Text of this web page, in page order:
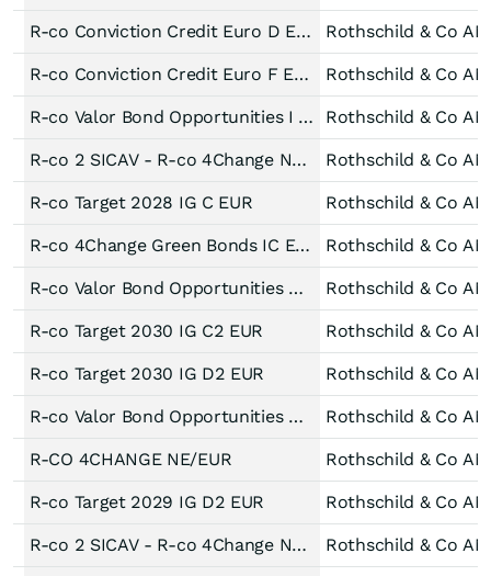
R-co Conviction Credit Euro D EUR Rothschild & Co AM
R-co Conviction Credit Euro F EUR Rothschild & Co AM
R-co Valor Bond Opportunities I EUR Rothschild & Co AM
R-co 2 SICAV - R-co 4Change Net Zero Credit Euro Act -I EUR- Rothschild & Co AM
R-co Target 2028 IG C EUR Rothschild & Co AM
R-co 4Change Green Bonds IC EUR Rothschild & Co AM
R-co Valor Bond Opportunities D EUR Rothschild & Co AM
R-co Target 2030 IG C2 EUR Rothschild & Co AM
R-co Target 2030 IG D2 EUR Rothschild & Co AM
R-co Valor Bond Opportunities C EUR Rothschild & Co AM
R-CO 4CHANGE NE/EUR Rothschild & Co AM
R-co Target 2029 IG D2 EUR Rothschild & Co AM
R-co 2 SICAV - R-co 4Change Net Zero Credit Euro Act -C EUR- Rothschild & Co AM